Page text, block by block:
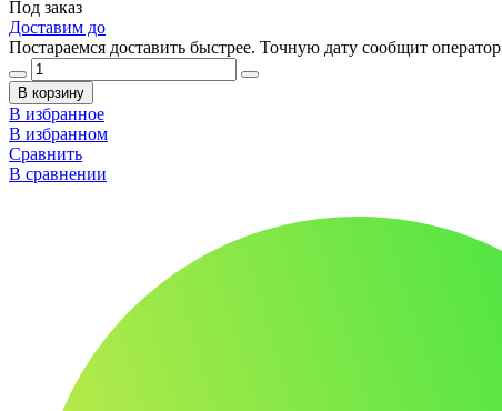
Под заказ
Доставим до
Постараемся доставить быстрее. Точную дату сообщит
В корзину
В избранное
В избранном
Сравнить
В сравнении